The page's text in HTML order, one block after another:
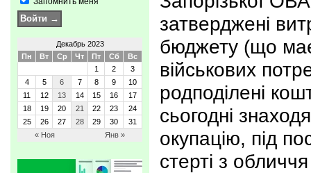
Декабрь 2023
Пн
Вт Ср Чт Пт Сб Вс
« Ноя Янв »
1 2
3
4
5 6 7 8 9
10
11
12 13 14 15 16
17
18
19 20 21 22 23
24
25
26 27 28 29 30 31
затверджені
бюджету (що
військових
родподілені
сьогодні
окупацію, під
стерті з